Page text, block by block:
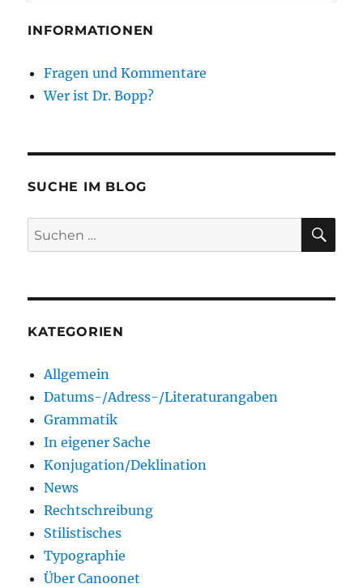
INFORMATIONEN
Fragen und Kommentare
Wer ist Dr. Bopp?
SUCHE IM BLOG
Suchen
nach:
KATEGORIEN
Allgemein
Datums-/Adress-/Literaturangaben
Grammatik
In eigener Sache
Konjugation/Deklination
News
Rechtschreibung
Stilistisches
Typographie
Über Canoonet